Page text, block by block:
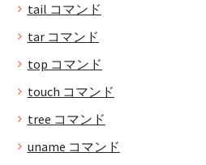
tail コマンド
tar コマンド
top コマンド
touch コマンド
tree コマンド
uname コマンド